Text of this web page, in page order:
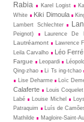
Rabia
Karel Logist
White
Kiki Dimoula
Lambert Schlechter
Peignot)
Laurence De
Lautréamont Lawrence
Leila Carvalho
Léo Ferré
Fargue
Leopardi
Qing-zhao
Li Ts ing-tchao
Lise Deharme
Loïc
Calaferte
Louis Coquelet
Labé
Louise Michel
Patraquim
Luís de
Mathilde
Magloire-Saint-